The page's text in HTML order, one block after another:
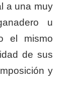
a una muy
u
el mismo
de sus
y